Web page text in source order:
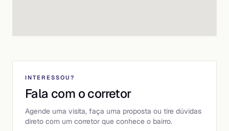
INTERESSOU?
Fala com o corretor
Agende uma visita, faça uma proposta ou tire dúvidas
direto com um corretor que conhece o bairro.